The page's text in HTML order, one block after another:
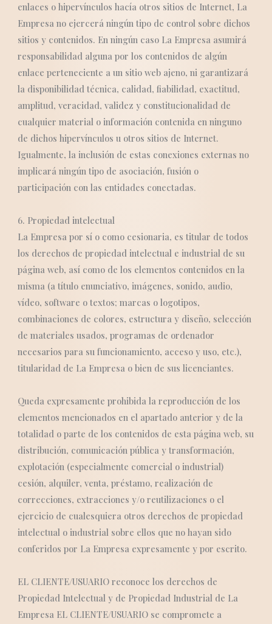
enlaces o hipervínculos hacía otros sitios de Internet, La
Empresa no ejercerá ningún tipo de control sobre dichos
sitios y contenidos. En ningún caso La Empresa asumirá
responsabilidad alguna por los contenidos de algún
enlace perteneciente a un sitio web ajeno, ni garantizará
la disponibilidad técnica, calidad, fiabilidad, exactitud,
amplitud, veracidad, validez y constitucionalidad de
cualquier material o información contenida en ninguno
de dichos hipervínculos u otros sitios de Internet.
Igualmente, la inclusión de estas conexiones externas no
implicará ningún tipo de asociación, fusión o
participación con las entidades conectadas.
6. Propiedad intelectual
La Empresa por sí o como cesionaria, es titular de todos
los derechos de propiedad intelectual e industrial de su
página web, así como de los elementos contenidos en la
misma (a título enunciativo, imágenes, sonido, audio,
vídeo, software o textos; marcas o logotipos,
combinaciones de colores, estructura y diseño, selección
de materiales usados, programas de ordenador
necesarios para su funcionamiento, acceso y uso, etc.),
titularidad de La Empresa o bien de sus licenciantes.
Queda expresamente prohibida la reproducción de los
elementos mencionados en el apartado anterior y de la
totalidad o parte de los contenidos de esta página web, su
distribución, comunicación pública y transformación,
explotación (especialmente comercial o industrial)
cesión, alquiler, venta, préstamo, realización de
correcciones, extracciones y/o reutilizaciones o el
ejercicio de cualesquiera otros derechos de propiedad
intelectual o industrial sobre ellos que no hayan sido
conferidos por La Empresa expresamente y por escrito.
EL CLIENTE/USUARIO reconoce los derechos de
Propiedad Intelectual y de Propiedad Industrial de La
Empresa EL CLIENTE/USUARIO se compromete a